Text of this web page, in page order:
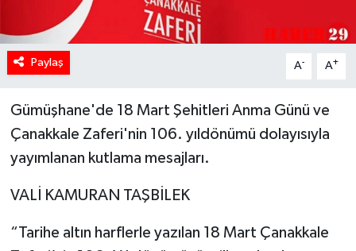
Paylaş A- A+
Gümüşhane'de 18 Mart Şehitleri Anma Günü ve
Çanakkale Zaferi'nin 106. yıldönümü dolayısıyla
yayımlanan kutlama mesajları.
VALİ KAMURAN TAŞBİLEK
“Tarihe altın harflerle yazılan 18 Mart Çanakkale